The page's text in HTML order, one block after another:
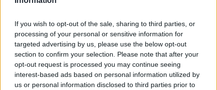
If you wish to opt-out of the sale, sharing to third parties, or
processing of your personal or sensitive information for
targeted advertising by us, please use the below opt-out
section to confirm your selection. Please note that after your
opt-out request is processed you may continue seeing
interest-based ads based on personal information utilized by
us or personal information disclosed to third parties prior to